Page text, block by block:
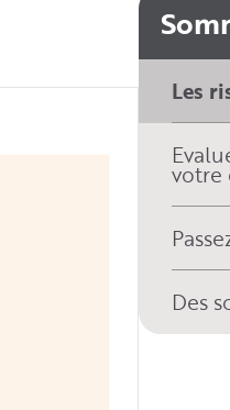
Les
votre
Des